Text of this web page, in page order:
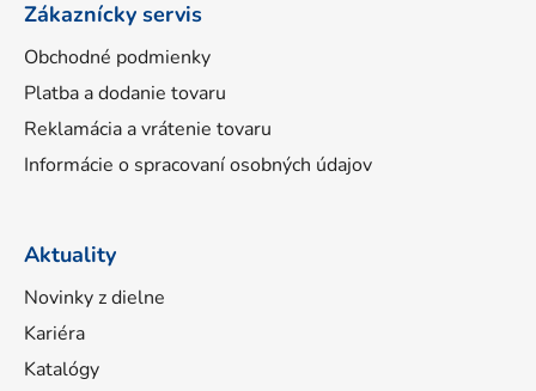
Zákaznícky servis
Obchodné podmienky
Platba a dodanie tovaru
Reklamácia a vrátenie tovaru
Informácie o spracovaní osobných údajov
Aktuality
Novinky z dielne
Kariéra
Katalógy